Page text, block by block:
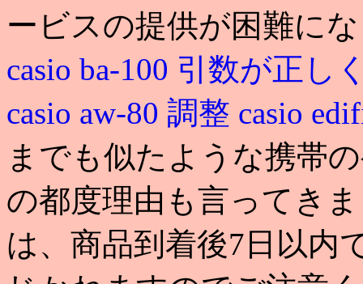
ービスの提供が困難に
casio ba-100 引数が正し
casio aw-80 調整 casio
までも似たような携帯
の都度理由も言ってき
は、商品到着後7日以内